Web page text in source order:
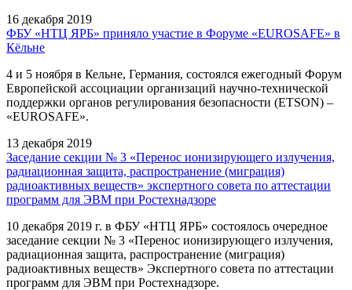
16 декабря 2019
ФБУ «НТЦ ЯРБ» приняло участие в Форуме «EUROSAFE» в
Кёльне
4 и 5 ноября в Кельне, Германия, состоялся ежегодный Форум
Европейской ассоциации организаций научно-технической
поддержки органов регулирования безопасности (ETSON) –
«EUROSAFE».
13 декабря 2019
Заседание секции № 3 «Перенос ионизирующего излучения,
радиационная защита, распространение (миграция)
радиоактивных веществ» экспертного совета по аттестации
программ для ЭВМ при Ростехнадзоре
10 декабря 2019 г. в ФБУ «НТЦ ЯРБ» состоялось очередное
заседание секции № 3 «Перенос ионизирующего излучения,
радиационная защита, распространение (миграция)
радиоактивных веществ» Экспертного совета по аттестации
программ для ЭВМ при Ростехнадзоре.